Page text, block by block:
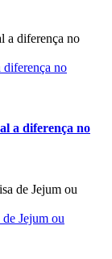
diferença no
a diferença no
Jejum ou